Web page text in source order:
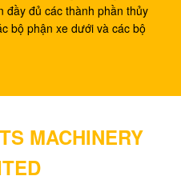
Phụ tùng thủy lực
1L-00413, Bơm thủy lực
răng bên ngoài thủy lực
đầy đủ các thành phần thủy
bộ phận xe dưới và các bộ
MACHINERY